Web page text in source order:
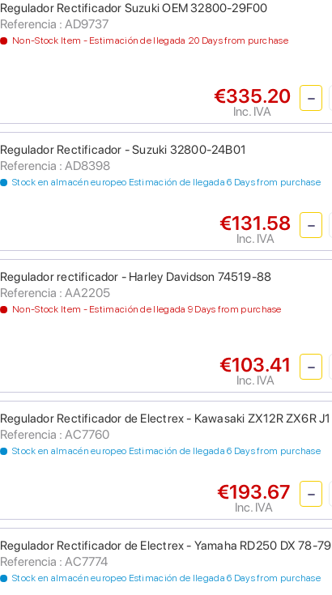
Regulador Rectificador Suzuki OEM 32800-29F00
Referencia : AD9737
Non-Stock Item - Estimación de llegada 20 Days from purchase
€335.20
Inc. IVA
Regulador Rectificador - Suzuki 32800-24B01
Referencia : AD8398
Stock en almacén europeo Estimación de llegada 6 Days from purchase
€131.58
Inc. IVA
Regulador rectificador - Harley Davidson 74519-88
Referencia : AA2205
Non-Stock Item - Estimación de llegada 9 Days from purchase
€103.41
Inc. IVA
Regulador Rectificador de Electrex - Kawasaki ZX12R ZX6R J1
Referencia : AC7760
Stock en almacén europeo Estimación de llegada 6 Days from purchase
€193.67
Inc. IVA
Regulador Rectificador de Electrex - Yamaha RD250 DX 78-79
Referencia : AC7774
Stock en almacén europeo Estimación de llegada 6 Days from purchase